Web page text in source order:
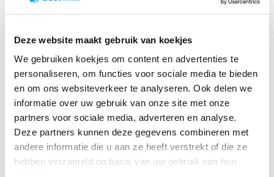
Deze website maakt gebruik van koekjes
We gebruiken koekjes om content en advertenties te
personaliseren, om functies voor sociale media te bieden
en om ons websiteverkeer te analyseren. Ook delen we
informatie over uw gebruik van onze site met onze
partners voor sociale media, adverteren en analyse.
Deze partners kunnen deze gegevens combineren met
andere informatie die u aan ze heeft verstrekt of die ze
hebben verzameld op basis van uw gebruik van hun
Ambi aandrijfset 3000 -
beroepsvaart/boe...
Ambi aandrijfset 3000 -
beroepsvaart/sch...